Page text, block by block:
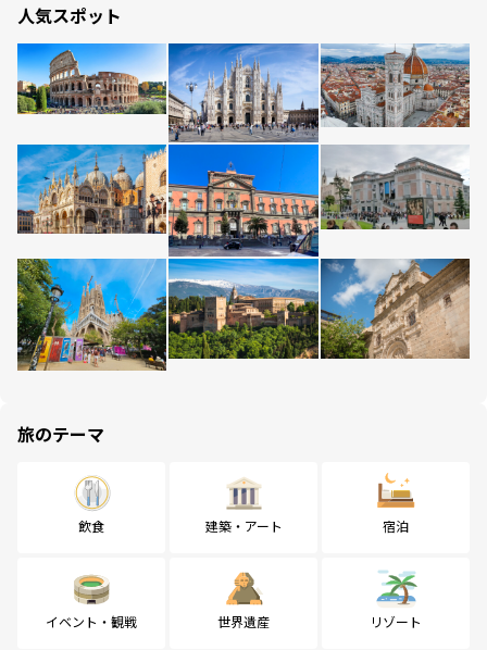
人気スポット
旅のテーマ
飲食 建築・アート 宿泊
イベント・観戦 世界遺産 リゾート